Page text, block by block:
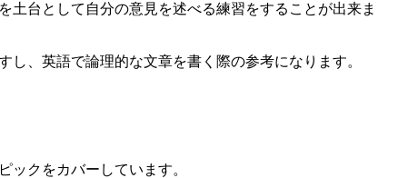
土台として自分の意見を述べる練習をすることが出来ま
、英語で論理的な文章を書く際の参考になります。
ックをカバーしています。